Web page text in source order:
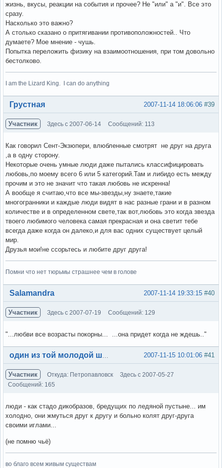
жизнь, вкусы, реакции на события и прочее? Не "или" а "и". Все это
сразу.
Насколько это важно?
А столько сказано о притягивании противоположностей.. Что
думаете? Мое мнение - чушь.
Попытка переложить физику на взаимоотношения, при том довольно
бестолково.
I am the Lizard King. I can do anything
Вне форума #39
2007-11-14 18:06:06
Грустная
Участник Здесь с 2007-06-14 Сообщений: 113
Как говорил Сент-Экзюпери, влюбленные смотрят не друг на друга
,а в одну сторону.
Некоторые очень умные люди даже пытались классифицировать
любовь,по моему всего 6 или 5 категорий.Там и либидо есть между
прочим и это не значит что такая любовь не искренна!
А вообще я считаю,что все мы-звезды,ну знаете,такие
многогранники и каждые люди видят в нас разные грани и в разном
количестве и в определенном свете,так вот,любовь это когда звезда
твоего любимого человека самая прекрасная и она светит тебе
всегда даже когда он далеко,и для вас одних существует целый
мир.
Друзья мои!не ссорьтесь и любите друг друга!
Помни что нет тюрьмы страшнее чем в голове
Вне форума #40
2007-11-14 19:33:15
Salamandra
Участник Здесь с 2007-07-19 Сообщений: 129
"...любви все возрасты покорны... ...она придет когда не ждешь.."
Вне форума #41
2007-11-15 10:01:06
один из той молодой шпаны
Участник Откуда: Петропавловск
Здесь с 2007-05-27
Сообщений: 165
люди - как стадо дикобразов, бредущих по ледяной пустыне... им
холодно, они жмуться друг к другу и больно колят друг-друга
своими иглами...
(не помню чьё)
во благо всем живым существам